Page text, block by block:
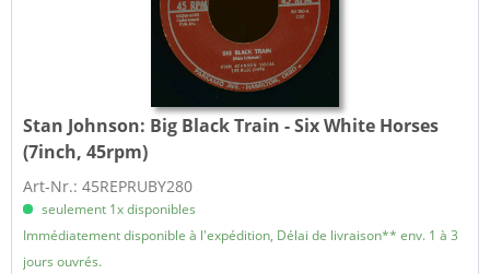
Stan Johnson: Big Black Train - Six White Horses
(7inch, 45rpm)
Art-Nr.: 45REPRUBY280
seulement 1x disponibles
Immédiatement disponible à l'expédition, Délai de livraison** env. 1 à 3
jours ouvrés.